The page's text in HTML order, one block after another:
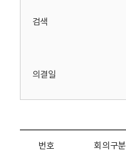
검색
의결일
번호 회의구분